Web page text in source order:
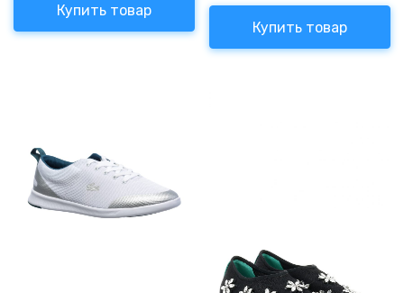
Купить товар
Купить товар